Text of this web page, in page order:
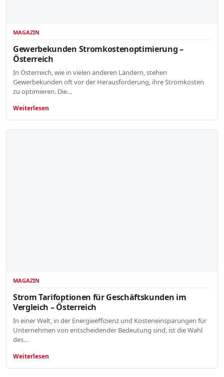
MAGAZIN
Gewerbekunden Stromkostenoptimierung –
Österreich
In Österreich, wie in vielen anderen Ländern, stehen
Gewerbekunden oft vor der Herausforderung, ihre Stromkosten
zu optimieren. Die…
Weiterlesen
MAGAZIN
Strom Tarifoptionen für Geschäftskunden im
Vergleich – Österreich
In einer Welt, in der Energieeffizienz und Kosteneinsparungen für
Unternehmen von entscheidender Bedeutung sind, ist die Wahl
des…
Weiterlesen